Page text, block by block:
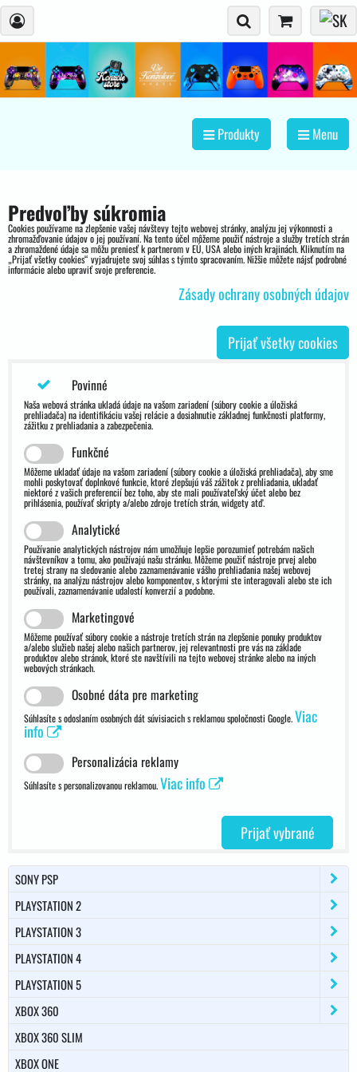
Produkty Menu
Predvoľby súkromia
Cookies používame na zlepšenie vašej návštevy tejto webovej stránky, analýzu jej výkonnosti a
zhromažďovanie údajov o jej používaní. Na tento účel môžeme použiť nástroje a služby tretích strán
a zhromaždené údaje sa môžu preniesť k partnerom v EÚ, USA alebo iných krajinách. Kliknutím na
„Prijať všetky cookies“ vyjadrujete svoj súhlas s týmto spracovaním. Nižšie môžete nájsť podrobné
informácie alebo upraviť svoje preferencie.
Zásady ochrany osobných údajov
Prijať všetky cookies
Povinné
Naša webová stránka ukladá údaje na vašom zariadení (súbory cookie a úložiská
prehliadača) na identifikáciu vašej relácie a dosiahnutie základnej funkčnosti platformy,
zážitku z prehliadania a zabezpečenia.
Funkčné
Môžeme ukladať údaje na vašom zariadení (súbory cookie a úložiská prehliadača), aby sme
mohli poskytovať doplnkové funkcie, ktoré zlepšujú váš zážitok z prehliadania, ukladať
niektoré z vašich preferencií bez toho, aby ste mali používateľský účet alebo bez
prihlásenia, používať skripty a/alebo zdroje tretích strán, widgety atď.
Analytické
Používanie analytických nástrojov nám umožňuje lepšie porozumieť potrebám našich
návštevníkov a tomu, ako používajú našu stránku. Môžeme použiť nástroje prvej alebo
tretej strany na sledovanie alebo zaznamenávanie vášho prehliadania našej webovej
stránky, na analýzu nástrojov alebo komponentov, s ktorými ste interagovali alebo ste ich
používali, zaznamenávanie udalostí konverzií a podobne.
Marketingové
Môžeme používať súbory cookie a nástroje tretích strán na zlepšenie ponuky produktov
a/alebo služieb našej alebo našich partnerov, jej relevantnosti pre vás na základe
produktov alebo stránok, ktoré ste navštívili na tejto webovej stránke alebo na iných
webových stránkach.
Osobné dáta pre marketing
Súhlasíte s odoslaním osobných dát súvisiacich s reklamou spoločnosti Google.Viac
info
Personalizácia reklamy
Súhlasíte s personalizovanou reklamou.Viac info
Prijať vybrané
SONY PSP
PLAYSTATION 2
PLAYSTATION 3
PLAYSTATION 4
PLAYSTATION 5
XBOX 360
XBOX 360 SLIM
XBOX ONE